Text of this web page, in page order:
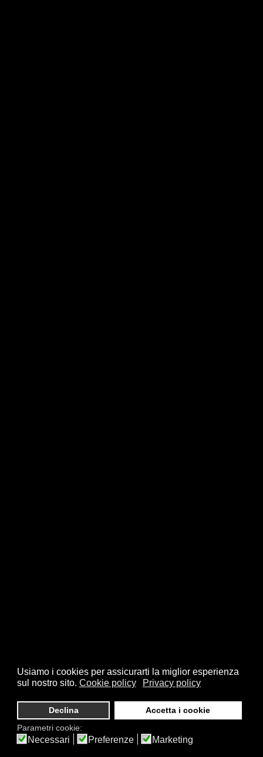
Usiamo i cookies per assicurarti la miglior esperienza
sul nostro sito. Cookie policy Privacy policy
Declina
Accetta i cookie
Parametri cookie:
Necessari Preferenze Marketing